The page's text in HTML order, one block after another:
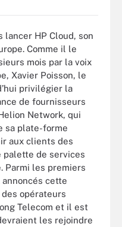
HP Cloud, son
Comme il le
mois par la voix
Xavier Poisson, le
privilégier la
de fournisseurs
Network, qui
sa plate-forme
aux clients des
palette de services
Parmi les premiers
cette
opérateurs
Telecom et il est
les rejoindre